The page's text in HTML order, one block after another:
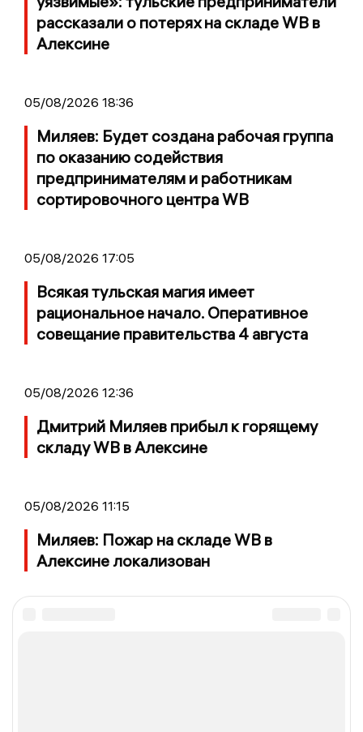
рассказали о потерях на складе WB в
Алексине
05/08/2026 18:36
Миляев: Будет создана рабочая группа
по оказанию содействия
предпринимателям и работникам
сортировочного центра WB
05/08/2026 17:05
Всякая тульская магия имеет
рациональное начало. Оперативное
совещание правительства 4 августа
05/08/2026 12:36
Дмитрий Миляев прибыл к горящему
складу WB в Алексине
05/08/2026 11:15
Миляев: Пожар на складе WB в
Алексине локализован